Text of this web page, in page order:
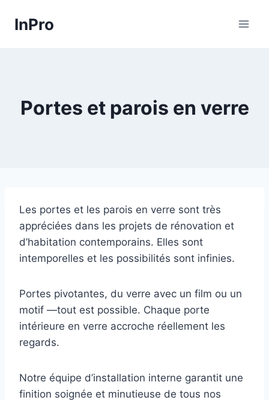
InPro
Portes et parois en verre
Les portes et les parois en verre sont très
appréciées dans les projets de rénovation et
d’habitation contemporains. Elles sont
intemporelles et les possibilités sont infinies.
Portes pivotantes, du verre avec un film ou un
motif —tout est possible. Chaque porte
intérieure en verre accroche réellement les
regards.
Notre équipe d’installation interne garantit une
finition soignée et minutieuse de tous nos